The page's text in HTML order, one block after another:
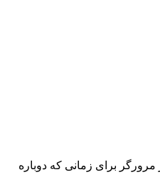
برای زمانی که دوباره